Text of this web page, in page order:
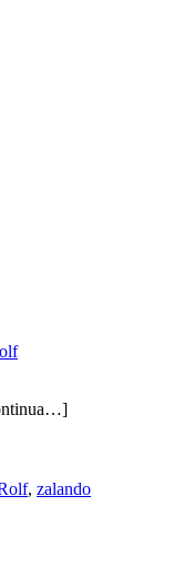
, zalando